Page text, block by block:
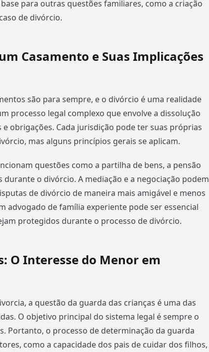
para outras questões familiares, como a criação
de divórcio.
Casamento e Suas Implicações
são para sempre, e o divórcio é uma realidade
processo legal complexo que envolve a dissolução
obrigações. Cada jurisdição pode ter suas próprias
mas alguns princípios gerais se aplicam.
questões como a partilha de bens, a pensão
o divórcio. A mediação e a negociação podem
de divórcio de maneira mais amigável e menos
advogado de família experiente pode ser essencial
protegidos durante o processo de divórcio.
O Interesse do Menor em
a questão da guarda das crianças é uma das
O objetivo principal do sistema legal é sempre o
Portanto, o processo de determinação da guarda
como a capacidade dos pais de cuidar dos filhos,